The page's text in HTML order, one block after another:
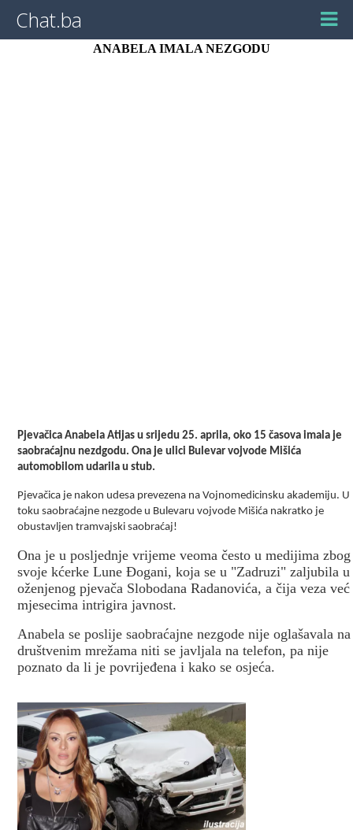
Chat.ba
ANABELA IMALA NEZGODU
Pjevačica Anabela Atijas u srijedu 25. aprila, oko 15 časova imala je
saobraćajnu nezdgodu. Ona je ulici Bulevar vojvode Mišića
automobilom udarila u stub.
Pjevačica je nakon udesa prevezena na Vojnomedicinsku akademiju. U
toku saobraćajne nezgode u Bulevaru vojvode Mišića nakratko je
obustavljen tramvajski saobraćaj!
Ona je u posljednje vrijeme veoma često u medijima zbog
svoje kćerke Lune Đogani, koja se u "Zadruzi" zaljubila u
oženjenog pjevača Slobodana Radanovića, a čija veza već
mjesecima intrigira javnost.
Anabela se poslije saobraćajne nezgode nije oglašavala na
društvenim mrežama niti se javljala na telefon, pa nije
poznato da li je povrijeđena i kako se osjeća.